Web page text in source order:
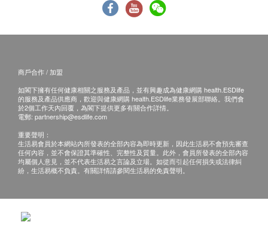
退換產品必須包裝完整，如退換之產品有任何殘缺
如有其他損壞或遺漏查詢，顧客必須保留有效收據
Bionature Health Products International Limited
客戶服務部跟進。
電郵: info@bioworld.com.hk
商戶合作 / 加盟
如閣下擁有任何健康相關之服務及產品，並有興趣成為健康網購 health.ESDlife
的服務及產品供應商，歡迎與健康網購 health.ESDlife業務發展部聯絡。我們會
於2個工作天內回覆，為閣下提供更多有關合作詳情。
電郵: partnership@esdlife.com
重要聲明：
生活易會員於本網站內所發表的全部內容為即時更新，因此生活易不會預先審查
任何內容，並不會保證其準確性、完整性及質量。此外，會員所發表的全部內容
均屬個人意見，並不代表生活易之言論及立場。如從而引起任何損失或法律糾
紛，生活易概不負責。有關詳情請參閱生活易的免責聲明。